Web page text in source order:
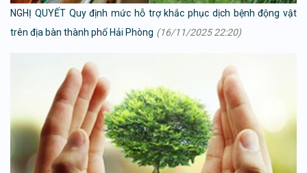
NGHỊ QUYẾT Quy định mức hỗ trợ khắc phục dịch bệnh động vật
trên địa bàn thành phố Hải Phòng (16/11/2025 22:20)